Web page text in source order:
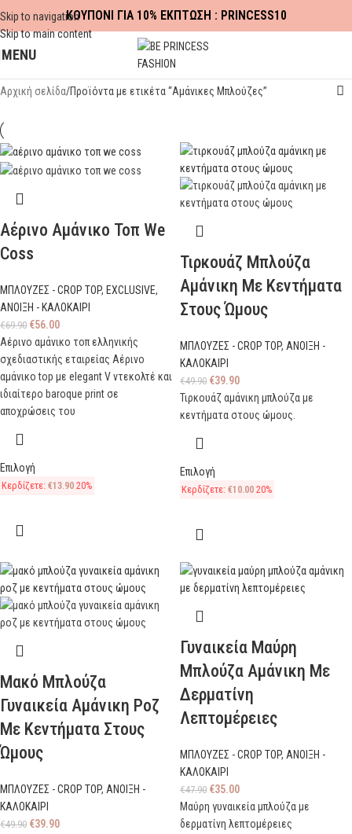
Skip to navigation
Skip to main content
ΚΟΥΠΟΝΙ ΓΙΑ 10% ΕΚΠΤΩΣΗ : PRINCESS10
MENU
Αρχική σελίδα Προϊόντα με ετικέτα “Αμάνικες Μπλούζες”
Αέρινο Αμάνικο Τοπ We
Coss
ΜΠΛΟΥΖΕΣ - CROP TOP, EXCLUSIVE,
ΑΝΟΙΞΗ - ΚΑΛΟΚΑΙΡΙ
€69.90 €56.00
Αέρινο αμάνικο τοπ ελληνικής
σχεδιαστικής εταιρείας Αέρινο
αμάνικο top με elegant V ντεκολτέ και
ιδιαίτερο baroque print σε
αποχρώσεις του
Επιλογή
Κερδίζετε: €13.90 20%
Τιρκουάζ Μπλούζα
Αμάνικη Με Κεντήματα
Στους Ώμους
ΜΠΛΟΥΖΕΣ - CROP TOP, ΑΝΟΙΞΗ -
ΚΑΛΟΚΑΙΡΙ
€49.90 €39.90
Τιρκουάζ αμάνικη μπλούζα με
κεντήματα στους ώμους.
Επιλογή
Κερδίζετε: €10.00 20%
Μακό Μπλούζα
Γυναικεία Αμάνικη Ροζ
Με Κεντήματα Στους
Ώμους
ΜΠΛΟΥΖΕΣ - CROP TOP, ΑΝΟΙΞΗ -
ΚΑΛΟΚΑΙΡΙ
€49.90 €39.90
Γυναικεία Μαύρη
Μπλούζα Αμάνικη Με
Δερματίνη
Λεπτομέρειες
ΜΠΛΟΥΖΕΣ - CROP TOP, ΑΝΟΙΞΗ -
ΚΑΛΟΚΑΙΡΙ
€47.90 €35.00
Μαύρη γυναικεία μπλούζα με
δερματίνη λεπτομέρειες